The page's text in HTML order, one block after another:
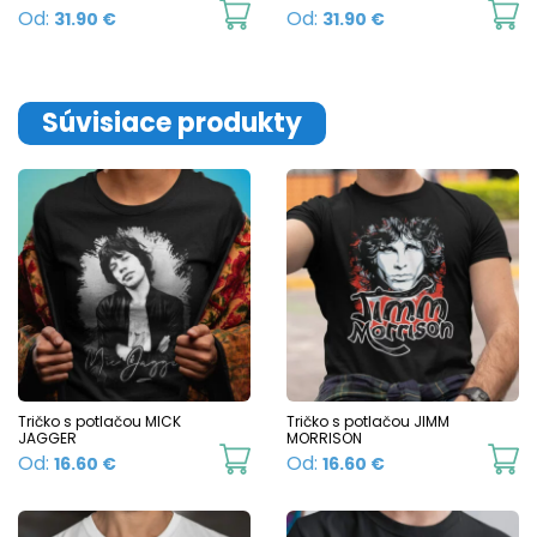
Od: 31.90 €
This
multiple
variants.
The
options
may
be
chosen
on
the
product
page
Od: 31.90 €
Súvisiace produkty
Tričko s potlačou MICK
JAGGER
Od: 16.60 €
This
has
Tričko s potlačou JIMM
MORRISON
Od: 16.60 €